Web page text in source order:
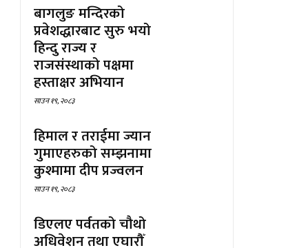
बागलुङ मन्दिरको
प्रवेशद्धारबाट सुरु भयो
हिन्दु राज्य र
राजसंस्थाको पक्षमा
हस्ताक्षर अभियान
साउन १९, २०८३
हिमाल र तराईमा ज्यान
गुमाएहरुको सम्झनामा
कुश्मामा दीप प्रज्वलन
साउन १९, २०८३
डिएलए पर्वतको चौथो
अधिवेशन तथा एघारौँ